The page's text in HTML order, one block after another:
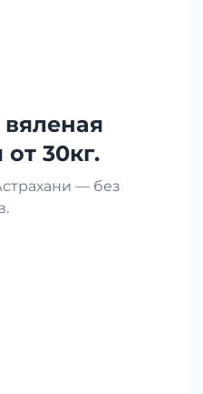
30кг.
— без